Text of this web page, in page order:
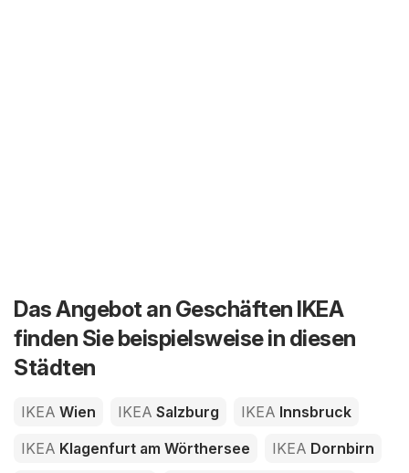
Das Angebot an Geschäften IKEA
finden Sie beispielsweise in diesen
Städten
IKEA Wien IKEA Salzburg IKEA Innsbruck
IKEA Klagenfurt am Wörthersee IKEA Dornbirn